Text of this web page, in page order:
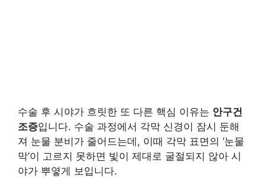
수술 후 시야가 흐릿한 또 다른 핵심 이유는 안구건
조증입니다. 수술 과정에서 각막 신경이 잠시 둔해
져 눈물 분비가 줄어드는데, 이때 각막 표면의 ‘눈물
막’이 고르지 못하면 빛이 제대로 굴절되지 않아 시
야가 뿌옇게 보입니다.